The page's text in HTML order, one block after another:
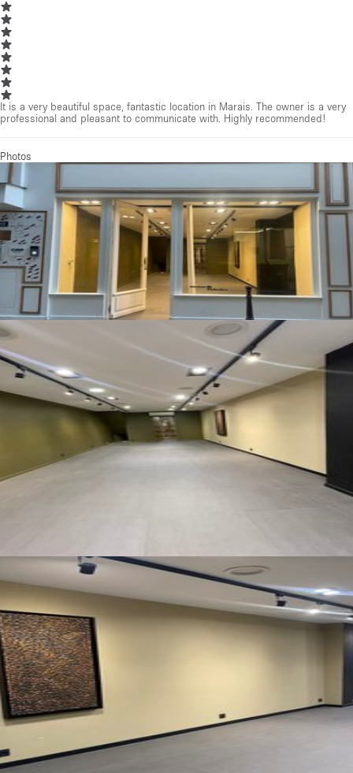
It is a very beautiful space, fantastic location in Marais. The owner is a very
professional and pleasant to communicate with. Highly recommended!
Photos